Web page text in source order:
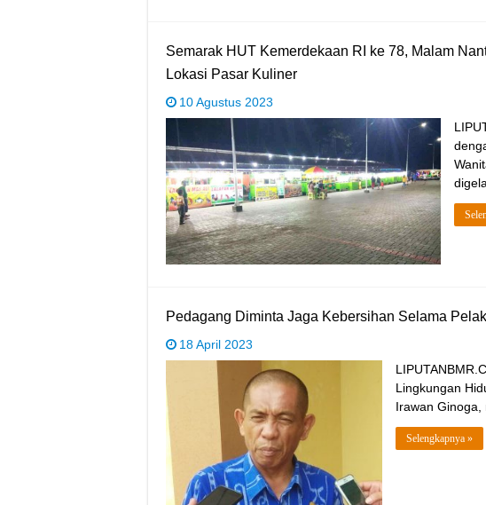
Semarak HUT Kemerdekaan RI ke 78, Malam
Lokasi Pasar Kuliner
10 Agustus 2023
Pedagang Diminta Jaga Kebersihan Selama
18 April 2023
Lingkungan
Irawan Ginoga,
Selengkapnya »